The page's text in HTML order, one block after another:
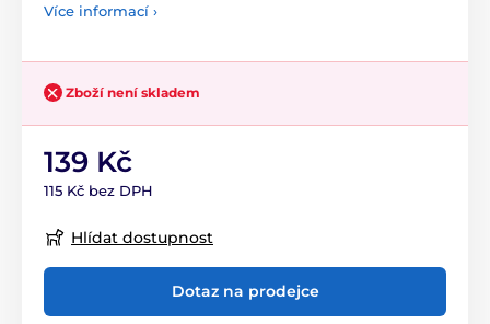
Více informací ›
Zboží není skladem
139 Kč
115 Kč bez DPH
Hlídat dostupnost
Dotaz na prodejce